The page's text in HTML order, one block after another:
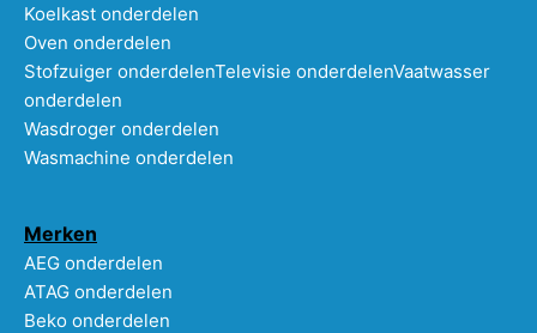
Koelkast onderdelen
Oven onderdelen
Stofzuiger onderdelenTelevisie onderdelenVaatwasser
onderdelen
Wasdroger onderdelen
Wasmachine onderdelen
Merken
AEG onderdelen
ATAG onderdelen
Beko onderdelen